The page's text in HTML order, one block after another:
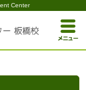
Center